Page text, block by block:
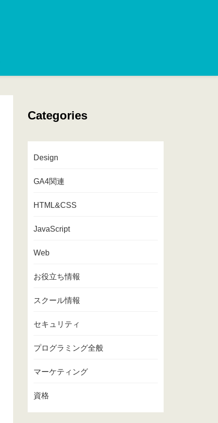
Categories
Design
GA4関連
HTML&CSS
JavaScript
Web
お役立ち情報
スクール情報
セキュリティ
プログラミング全般
マーケティング
資格